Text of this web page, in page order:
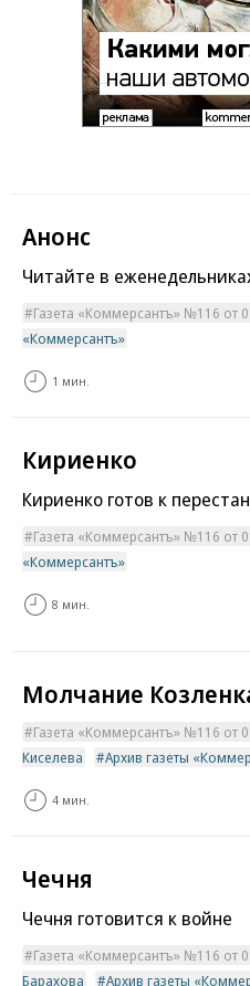
Анонс
Читайте в
Газета «Коммерсантъ» №116 от
«Коммерсантъ»
1 мин.
Кириенко
Кириенко готов к
Газета «Коммерсантъ» №116 от
«Коммерсантъ»
8 мин.
Молчание
Газета «Коммерсантъ» №116 от
Киселева
Архив газеты
4 мин.
Чечня
Чечня готовится к войне
Газета «Коммерсантъ» №116 от
Барахова
Архив газеты